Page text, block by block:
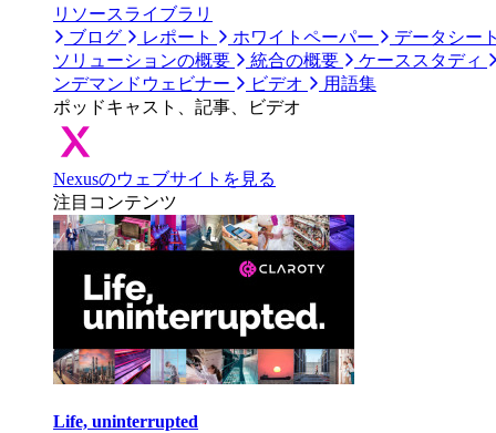
リソースライブラリ
ブログ
レポート ホワイトペーパー
データシー
ソリューションの概要
統合の概要
ケーススタディ
ンデマンドウェビナー
ビデオ
用語集
ポッドキャスト、記事、ビデオ
Nexusのウェブサイトを見る
注目コンテンツ
Life, uninterrupted